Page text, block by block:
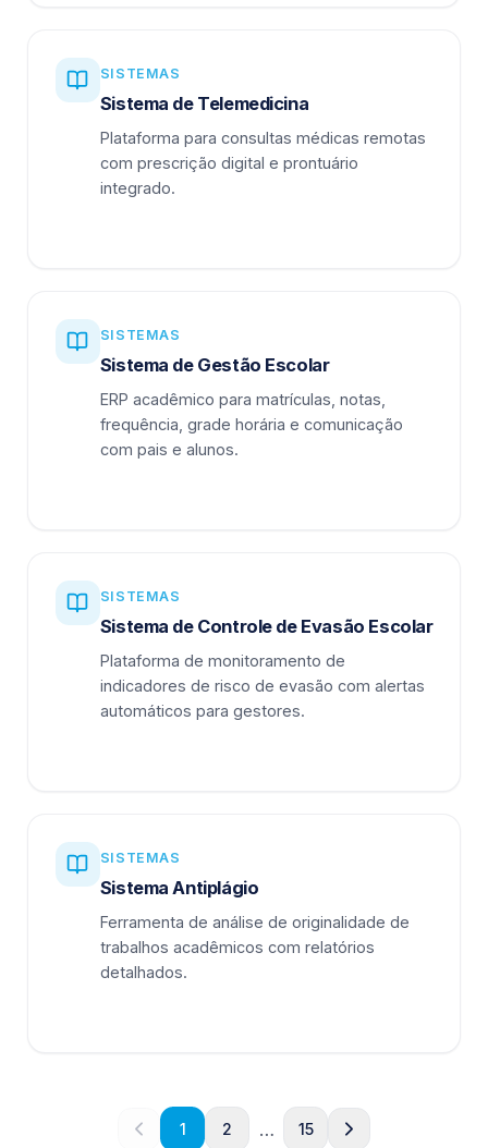
SISTEMAS
Sistema de Telemedicina
Plataforma para consultas médicas remotas
com prescrição digital e prontuário
integrado.
SISTEMAS
Sistema de Gestão Escolar
ERP acadêmico para matrículas, notas,
frequência, grade horária e comunicação
com pais e alunos.
SISTEMAS
Sistema de Controle de Evasão Escolar
Plataforma de monitoramento de
indicadores de risco de evasão com alertas
automáticos para gestores.
SISTEMAS
Sistema Antiplágio
Ferramenta de análise de originalidade de
trabalhos acadêmicos com relatórios
detalhados.
1 2 … 15